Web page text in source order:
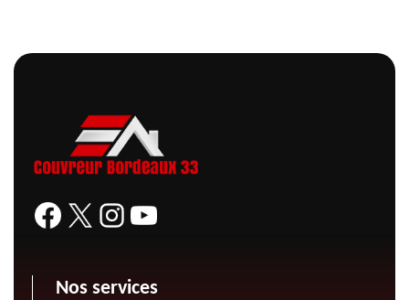
Nos services